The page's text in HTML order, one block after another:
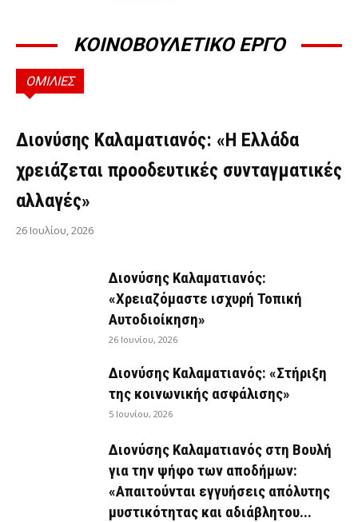
ΚΟΙΝΟΒΟΥΛΕΤΙΚΟ ΕΡΓΟ
ΟΜΙΛΙΕΣ
ΟΜΙΛΊΕΣ
Διονύσης Καλαματιανός: «Η Ελλάδα
χρειάζεται προοδευτικές συνταγματικές
αλλαγές»
26 Ιουλίου, 2026
Διονύσης Καλαματιανός:
«Χρειαζόμαστε ισχυρή Τοπική
Αυτοδιοίκηση»
26 Ιουνίου, 2026
Διονύσης Καλαματιανός: «Στήριξη
της κοινωνικής ασφάλισης»
5 Ιουνίου, 2026
Διονύσης Καλαματιανός στη Βουλή
για την ψήφο των αποδήμων:
«Απαιτούνται εγγυήσεις απόλυτης
μυστικότητας και αδιάβλητου...